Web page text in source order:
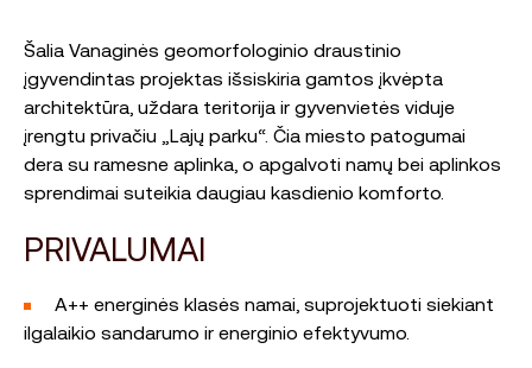
Šalia Vanaginės geomorfologinio draustinio
įgyvendintas projektas išsiskiria gamtos įkvėpta
architektūra, uždara teritorija ir gyvenvietės viduje
įrengtu privačiu „Lajų parku“. Čia miesto patogumai
dera su ramesne aplinka, o apgalvoti namų bei aplinkos
sprendimai suteikia daugiau kasdienio komforto.
PRIVALUMAI
A++ energinės klasės namai, suprojektuoti siekiant
ilgalaikio sandarumo ir energinio efektyvumo.